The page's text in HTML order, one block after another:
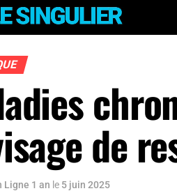
de
Ligne 1 an le 5 juin 2025